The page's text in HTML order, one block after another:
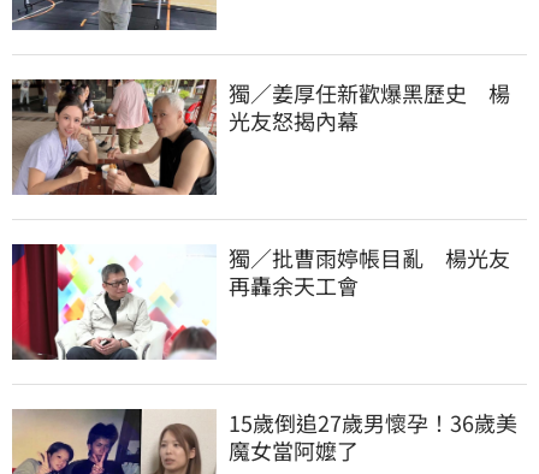
獨／姜厚任新歡爆黑歷史　楊
光友怒揭內幕
獨／批曹雨婷帳目亂　楊光友
再轟余天工會
15歲倒追27歲男懷孕！36歲美
魔女當阿嬤了